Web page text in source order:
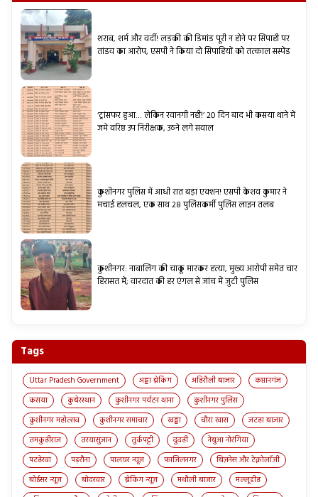
शराब, शर्म और वर्दी! लड़की की डिमांड पूरी न होने पर सिपाही पर
तांडव का आरोप, एसपी ने किया दो सिपाहियों को तत्काल सस्पेंड
‘ट्रांसफर हुआ… लेकिन रवानगी नहीं!’ 20 दिन बाद भी कसया थाने में
जमे वरिष्ठ उप निरीक्षक, उठने लगे सवाल
कुशीनगर पुलिस में आधी रात बड़ा एक्शन! एसपी केशव कुमार ने
मचाई हलचल, एक साथ 28 पुलिसकर्मी पुलिस लाइन तलब
कुशीनगर: नाबालिग की चाकू मारकर हत्या, मुख्य आरोपी समेत चार
हिरासत में; वारदात की हर एंगल से जांच में जुटी पुलिस
Tags
Uttar Pradesh Government अड्डा ब्रेकिंग अहिरौली बाजार
कप्तानगंज
कसया
कुबेरस्थान कुशीनगर पर्यटन थाना
कुशीनगर पुलिस
कुशीनगर महोत्सव
कुशीनगर समाचार खड्डा चौरा खास
जटहा बाजार
तमकुहीराज
तरयासुजान तुर्कपट्टी दुदही
नेबुआ नोरंगिया
पटहेरवा
पड़रौना पालघर न्यूज़ फाजिलनगर
बिज़नेस और टेक्नोलॉजी
बोईसर न्यूज़
बोदरवार ब्रेकिंग न्यूज़ मथौली बाजार
मल्लूडीह